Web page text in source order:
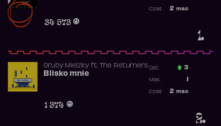
1.
34 573
2 msc
Czas:
2.
Gruby Mielzkyft. The Returners
Blisko mnie
1 374
Ost.: 3
Max:
2 msc
Czas: